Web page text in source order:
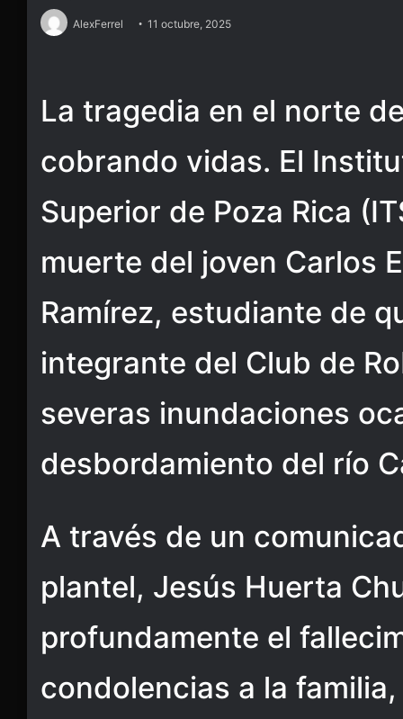
AlexFerrel 11 octubre, 2025
La tragedia en el norte
cobrando vidas. El
Superior de Poza Rica
muerte del joven Carlos
Ramírez, estudiante de
integrante del Club de
severas inundaciones
desbordamiento del río
A través de un
plantel, Jesús Huerta
profundamente el
condolencias a la